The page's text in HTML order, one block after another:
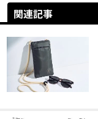
関連記事